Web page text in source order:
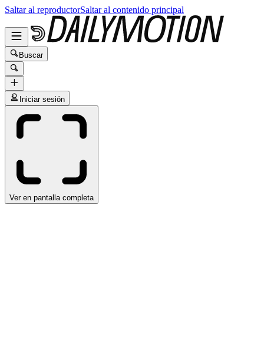
Saltar al reproductorSaltar al contenido principal
Buscar
Iniciar sesión
Ver en pantalla completa